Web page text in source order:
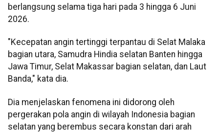
berlangsung selama tiga hari pada 3 hingga 6 Juni
2026.
"Kecepatan angin tertinggi terpantau di Selat Malaka
bagian utara, Samudra Hindia selatan Banten hingga
Jawa Timur, Selat Makassar bagian selatan, dan Laut
Banda," kata dia.
Dia menjelaskan fenomena ini didorong oleh
pergerakan pola angin di wilayah Indonesia bagian
selatan yang berembus secara konstan dari arah